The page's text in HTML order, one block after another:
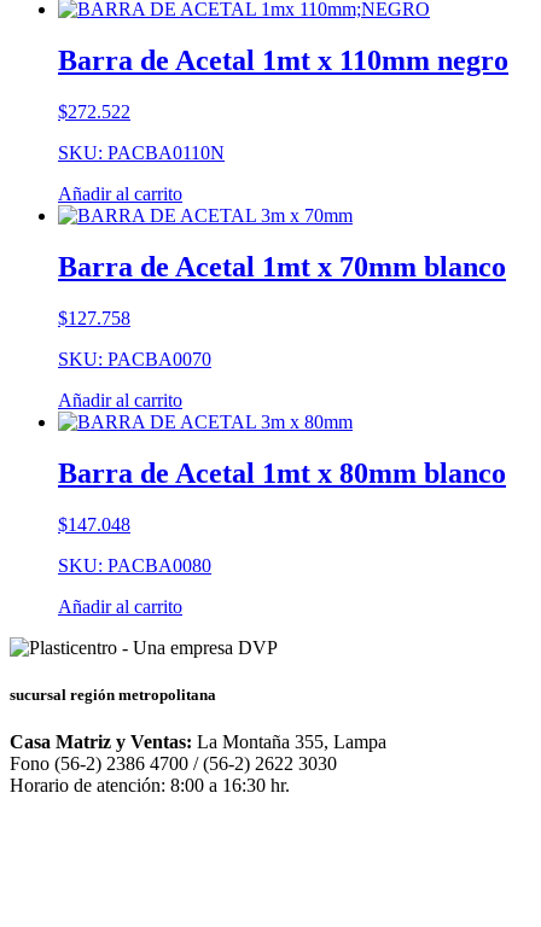
Barra de Acetal 1mt x 110mm negro
$272.522
SKU: PACBA0110N
Añadir al carrito
Barra de Acetal 1mt x 70mm blanco
$127.758
SKU: PACBA0070
Añadir al carrito
Barra de Acetal 1mt x 80mm blanco
$147.048
SKU: PACBA0080
Añadir al carrito
sucursal región metropolitana
Casa Matriz y Ventas: La Montaña 355, Lampa
Fono (56-2) 2386 4700 / (56-2) 2622 3030
Horario de atención: 8:00 a 16:30 hr.